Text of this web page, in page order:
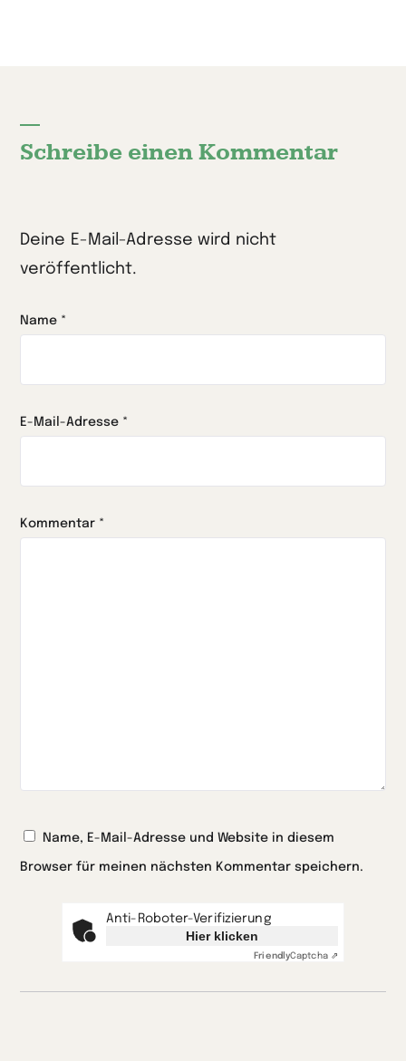
Schreibe einen Kommentar
Deine E-Mail-Adresse wird nicht
veröffentlicht.
Name *
E-Mail-Adresse *
Kommentar *
Name, E-Mail-Adresse und Website in diesem
Browser für meinen nächsten Kommentar speichern.
Anti-Roboter-Verifizierung
Hier klicken
FriendlyCaptcha ⇗